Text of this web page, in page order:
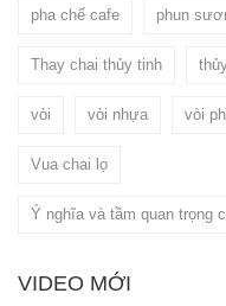
pha chế cafe phun
Thay chai thủy tinh
vòi vòi nhựa vòi
Vua chai lọ
Ý nghĩa và tầm quan trọng
VIDEO MỚI